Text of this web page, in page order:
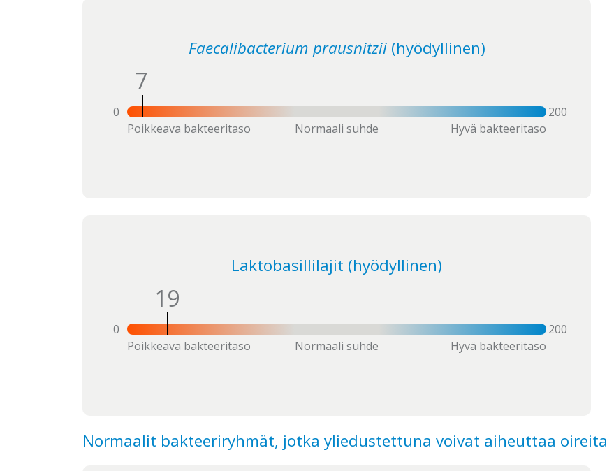
Faecalibacterium prausnitzii(hyödyllinen)
0 200
7
Poikkeava bakteeritaso Normaali suhde Hyvä bakteeritaso
Laktobasillilajit (hyödyllinen)
0 200
19
Poikkeava bakteeritaso Normaali suhde Hyvä bakteeritaso
Normaalit bakteeriryhmät, jotka yliedustettuna voivat aiheuttaa oireita